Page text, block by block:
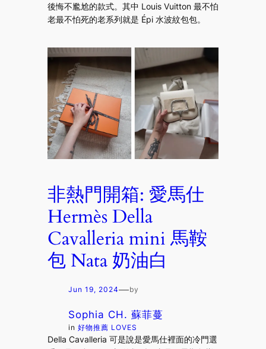
後悔不尷尬的款式。其中 Louis Vuitton 最不怕
老最不怕死的老系列就是 Épi 水波紋包包。
非熱門開箱: 愛馬仕
Hermès Della
Cavalleria mini 馬鞍
包 Nata 奶油白
Jun 19, 2024—by
Sophia CH. 蘇菲蔓
in好物推薦 LOVES
Della Cavalleria 可是說是愛馬仕裡面的冷門選